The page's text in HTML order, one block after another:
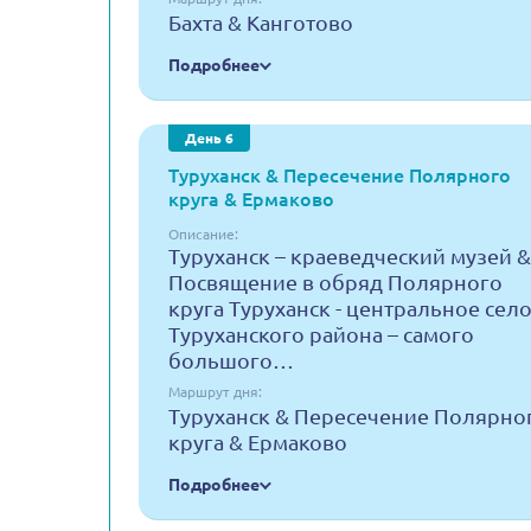
Бахта & Канготово
Подробнее
День 6
Туруханск & Пересечение Полярного
круга & Ермаково
Описание:
Туруханск – краеведческий музей &
Посвящение в обряд Полярного
круга Туруханск - центральное село
Туруханского района – самого
большого…
Маршрут дня:
Туруханск & Пересечение
круга & Ермаково
Подробнее